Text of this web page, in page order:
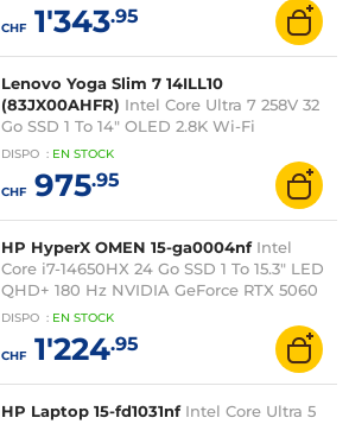
CHF1'343.95
Lenovo Yoga Slim 7 14ILL10
(83JX00AHFR) Intel Core Ultra 7 258V 32
Go SSD 1 To 14" OLED 2.8K Wi-Fi
7/Bluetooth Webcam Windows 11 Famille
DISPO : EN STOCK
CHF975.95
HP HyperX OMEN 15-ga0004nf Intel
Core i7-14650HX 24 Go SSD 1 To 15.3" LED
QHD+ 180 Hz NVIDIA GeForce RTX 5060
8 Go DLSS 4 Wi-Fi 6/Bluetooth Webcam
Windows 11 Famille
DISPO : EN STOCK
CHF1'224.95
HP Laptop 15-fd1031nf Intel Core Ultra 5